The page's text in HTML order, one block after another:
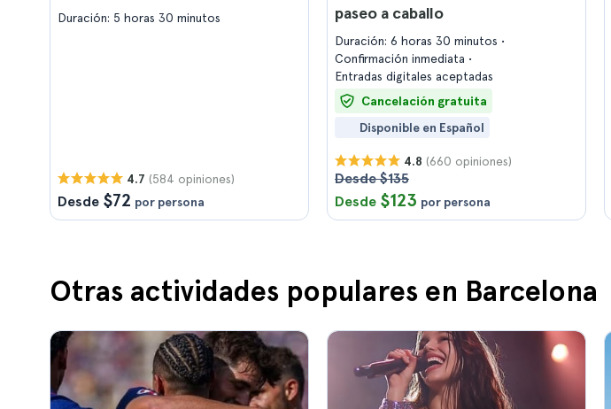
Duración: 5 horas 30 minutos
4.7 (584 opiniones)
Desde $72 por persona
paseo a caballo
Duración: 6 horas 30 minutos
Confirmación inmediata
Entradas digitales aceptadas
Cancelación gratuita
Disponible en Español
4.8 (660 opiniones)
Desde $135
Desde $123 por persona
Otras actividades populares en Barcelona